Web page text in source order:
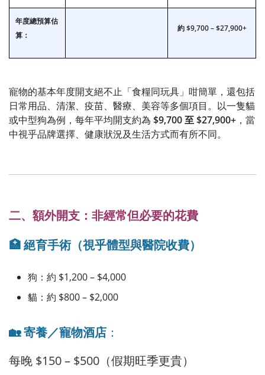
年度總預算估
算：
約$9,700–$27,900+
寵物的基本年度開支絕不止「食糧同玩具」咁簡單，還包括
日常用品、清潔、疫苗、醫療、美容等多個項目。以一隻貓
或中型狗為例，每年平均開支約為 $9,700 至 $27,900+ ，當
中視乎品牌選擇、健康狀況及生活方式而有所不同。
二、額外開支：非經常但必要的花費
🏥絕育手術（視乎體型與醫院收費）
狗：約 $1,200 – $4,000
貓：約 $800 – $2,000
🏡寄養／寵物酒店 ：
每晚 $150 – $500（假期旺季更貴）